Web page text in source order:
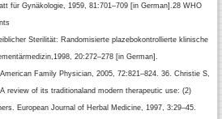
für Gynäkologie, 1959, 81:701–709 [in German].28 WHO
Sterilität: Randomisierte plazebokontrollierte klinische
1998, 20:272–278 [in German].
Family Physician, 2005, 72:821–824. 36. Christie S,
review of its traditional and modern therapeutic use: (2)
European Journal of Herbal Medicine, 1997, 3:29–45.